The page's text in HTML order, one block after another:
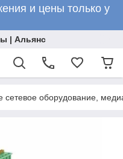
и цены только у
| Альянс
сетевое оборудование,